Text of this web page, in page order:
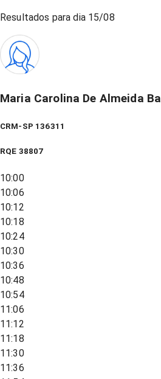
Resultados para dia 15/08
Maria Carolina De Almeida
CRM-SP 136311
RQE 38807
10:00
10:06
10:12
10:18
10:24
10:30
10:36
10:48
10:54
11:06
11:12
11:18
11:30
11:36